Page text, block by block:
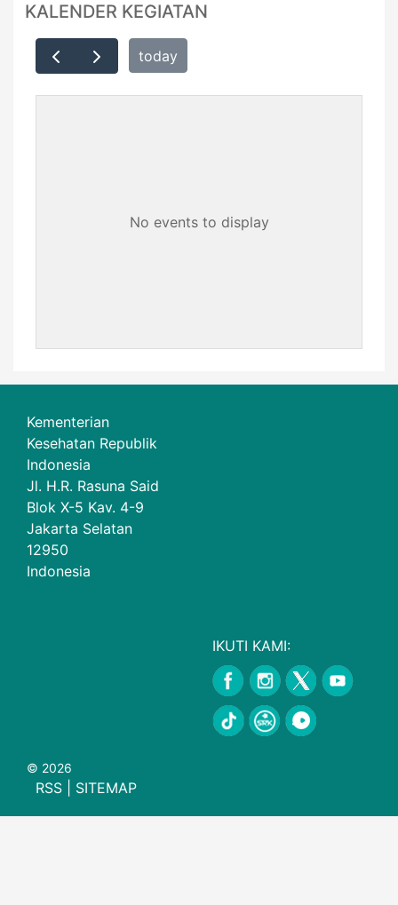
KALENDER KEGIATAN
today
No events to display
Kementerian
Kesehatan Republik
Indonesia
Jl. H.R. Rasuna Said
Blok X-5 Kav. 4-9
Jakarta Selatan
12950
Indonesia
IKUTI KAMI:
© 2026
RSS SITEMAP